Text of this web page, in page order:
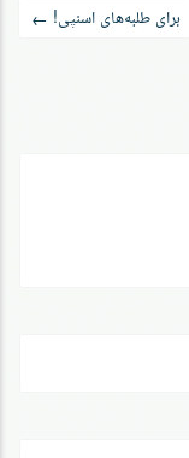
برای طلبه‌های اسنپی! ←